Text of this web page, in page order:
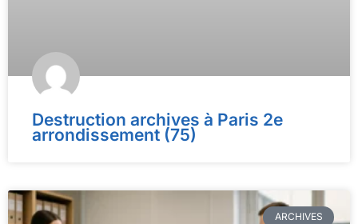
Destruction archives à Paris 2e
arrondissement (75)
ARCHIVES